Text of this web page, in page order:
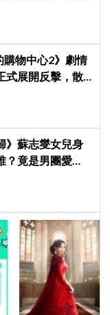
物中心2》劇情
式展開反擊，散
》蘇志燮女兒身
？竟是男團愛